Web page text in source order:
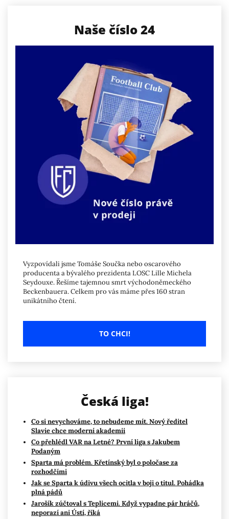
Naše číslo 24
Vyzpovídali jsme Tomáše Součka nebo oscarového
producenta a bývalého prezidenta LOSC Lille Michela
Seydouxe. Řešíme tajemnou smrt východoněmeckého
Beckenbauera. Celkem pro vás máme přes 160 stran
unikátního čtení.
TO CHCI!
Česká liga!
Co si nevychováme, to nebudeme mít. Nový ředitel
Slavie chce moderní akademii
Co přehlédl VAR na Letné? První liga s Jakubem
Podaným
Sparta má problém. Křetínský byl o poločase za
rozhodčími
Jak se Sparta k údivu všech ocitla v boji o titul. Pohádka
plná pádů
Jarošík zúčtoval s Teplicemi. Když vypadne pár hráčů,
neporazí ani Ústí, říká